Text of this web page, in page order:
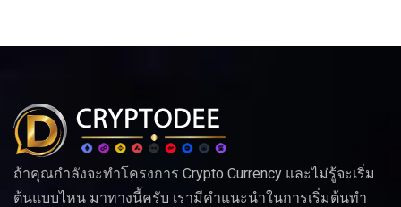
ถ้าคุณกำลังจะทำโครงการ Crypto Currency และไม่รู้จะเริ่ม
ต้นแบบไหน มาทางนี้ครับ เรามีคำแนะนำในการเริ่มต้นทำ